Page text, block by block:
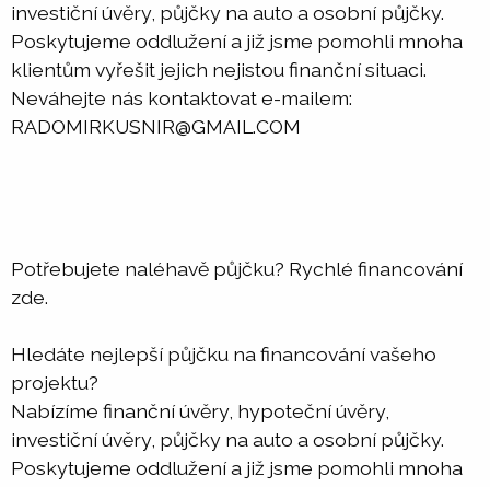
investiční úvěry, půjčky na auto a osobní půjčky.
Poskytujeme oddlužení a již jsme pomohli mnoha
klientům vyřešit jejich nejistou finanční situaci.
Neváhejte nás kontaktovat e-mailem:
RADOMIRKUSNIR@GMAIL.COM
Potřebujete naléhavě půjčku? Rychlé financování
zde.
Hledáte nejlepší půjčku na financování vašeho
projektu?
Nabízíme finanční úvěry, hypoteční úvěry,
investiční úvěry, půjčky na auto a osobní půjčky.
Poskytujeme oddlužení a již jsme pomohli mnoha